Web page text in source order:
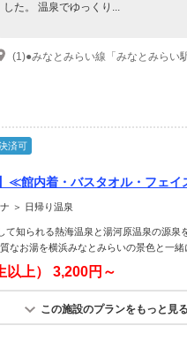
した。 温泉でゆっくり...
済可
】≪館内着・バスタオル・フェ
＞ 日帰り温泉
て知られる熱海温泉と湯河原温泉の源
なお湯を横浜みなとみらいの景色と一
以上） 3,200円～
この施設のプランをもっと見る